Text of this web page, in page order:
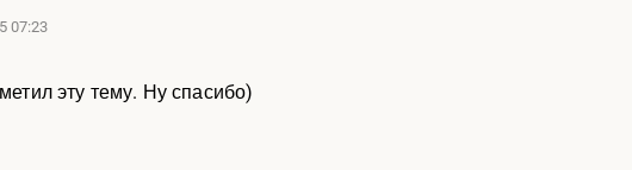
07:23
эту тему. Ну спасибо)